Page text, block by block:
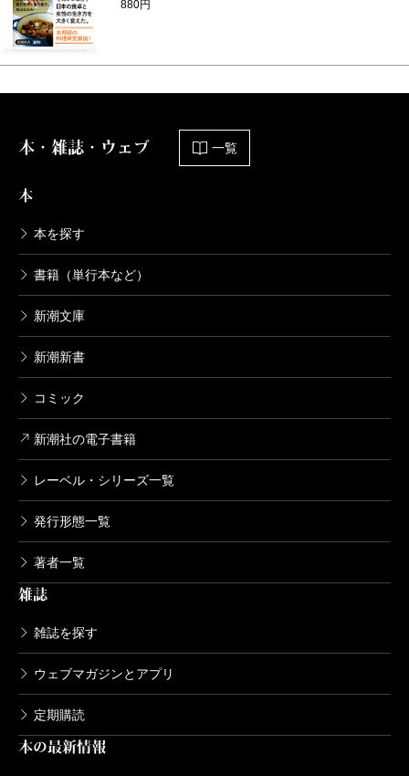
880円
本・雑誌・ウェブ 一覧
本
本を探す
書籍（単行本など）
新潮文庫
新潮新書
コミック
新潮社の電子書籍
レーベル・シリーズ一覧
発行形態一覧
著者一覧
雑誌
雑誌を探す
ウェブマガジンとアプリ
定期購読
本の最新情報